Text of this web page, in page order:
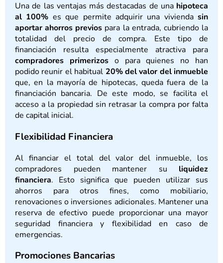
Una de las ventajas más destacadas de una hipoteca
al 100% es que permite adquirir una vivienda sin
aportar ahorros previos para la entrada, cubriendo la
totalidad del precio de compra. Este tipo de
financiación resulta especialmente atractiva para
compradores primerizoso para quienes no han
podido reunir el habitual 20% del valor del inmueble
que, en la mayoría de hipotecas, queda fuera de la
financiación bancaria. De este modo, se facilita el
acceso a la propiedad sin retrasar la compra por falta
de capital inicial.
Flexibilidad Financiera
Al financiar el total del valor del inmueble, los
compradores pueden mantener su liquidez
financiera. Esto significa que pueden utilizar sus
ahorros para otros fines, como mobiliario,
renovaciones o inversiones adicionales. Mantener una
reserva de efectivo puede proporcionar una mayor
seguridad financiera y flexibilidad en caso de
emergencias.
Promociones Bancarias